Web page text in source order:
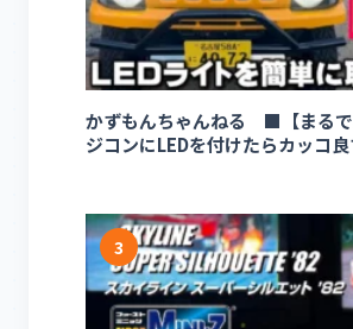
かずもんちゃんねる ■【まるで
ジコンにLEDを付けたらカッコ良
3